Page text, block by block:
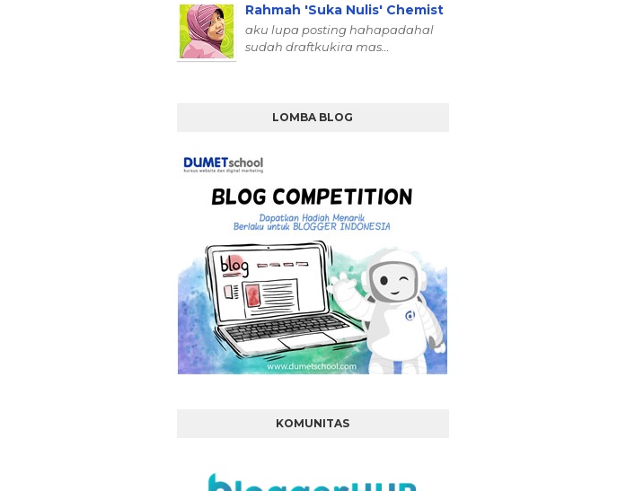
Rahmah 'Suka Nulis' Chemist
aku lupa posting hahapadahal
sudah draftkukira mas…
LOMBA BLOG
KOMUNITAS